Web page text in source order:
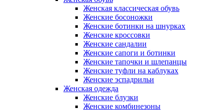
Женская классическая обувь
Женские босоножки
Женские ботинки на шнурках
Женские кроссовки
Женские сандалии
Женские сапоги и ботинки
Женские тапочки и шлепанцы
Женские туфли на каблуках
Женские эспадрильи
Женская одежда
Женские блузки
Женские комбинезоны